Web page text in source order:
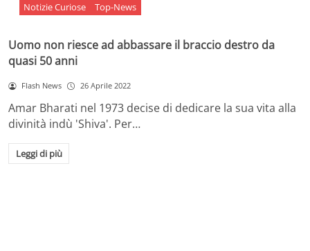
Notizie Curiose Top-News
Uomo non riesce ad abbassare il braccio destro da
quasi 50 anni
Flash News 26 Aprile 2022
Amar Bharati nel 1973 decise di dedicare la sua vita alla
divinità indù 'Shiva'. Per…
Leggi di più